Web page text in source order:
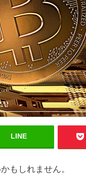
LINE
もしれません。